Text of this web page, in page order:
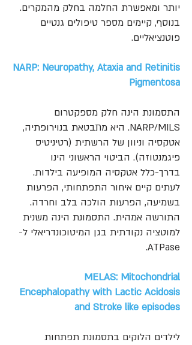
יותר ומאפשרת החלמה בחלק מהמקרים.
בנוסף, קיימים מספר טיפולים גנטיים
פוטנציאליים.
NARP: Neuropathy, Ataxia and Retinitis
Pigmentosa
התסמונת הינה חלק מספקטרום
NARP/MILS. היא מתבטאת בנוירופתיה,
אטקסיה וניוון של הרשתית (רטיניטיס
פיגמנטוזה). הביטוי הראשוני הינו
בדרך-כלל אטקסיה המופיעה בילדות.
לעתים קיים איחור התפתחותי, הפרעות
בשמיעה, הפרעות הולכה בלב וחרדה.
התורשה אמהית. התסמונת הינה משנית
למוטציה נקודתית בגן המיטוכונדריאלי ל-
ATPase.
MELAS: Mitochondrial
Encephalopathy with Lactic Acidosis
and Stroke like episodes
לילדים הלוקים בתסמונת תפתחות